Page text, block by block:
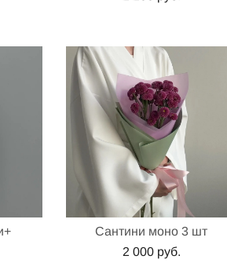
Сантини моно 3 шт
2 000 pуб.